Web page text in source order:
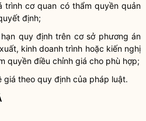
trình cơ quan có thẩm quyền quản
định;
quy định trên cơ sở phương án
kinh doanh trình hoặc kiến nghị
quyền điều chỉnh giá cho phù hợp;
giá theo quy định của pháp luật.